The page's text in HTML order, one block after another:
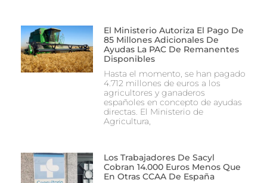
El Ministerio Autoriza El Pago De
85 Millones Adicionales De
Ayudas La PAC De Remanentes
Disponibles
Hasta el momento, se han pagado
4.712 millones de euros a los
agricultores y ganaderos
españoles en concepto de ayudas
directas. El Ministerio de
Agricultura,
Los Trabajadores De Sacyl
Cobran 14.000 Euros Menos Que
En Otras CCAA De España